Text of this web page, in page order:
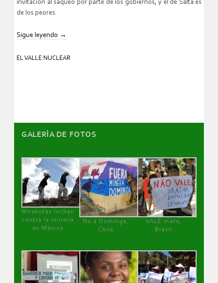
invitación al saqueo por parte de los gobiernos, y el de Salta es
de los peores.
Sigue leyendo →
EL VALLE NUCLEAR
GALERÌA DE FOTOS
Wirakutas luchan
contra la minería
en México
No a Dominga,
Chile
VALE mata,
Brasil